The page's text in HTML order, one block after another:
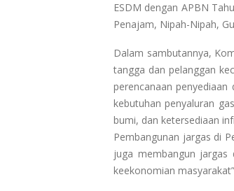
ESDM dengan APBN
Penajam, Nipah-Nipah,
Dalam sambutannya,
tangga dan pelanggan
perencanaan
kebutuhan penyaluran
bumi, dan ketersediaan
Pembangunan jargas di
juga membangun
keekonomian